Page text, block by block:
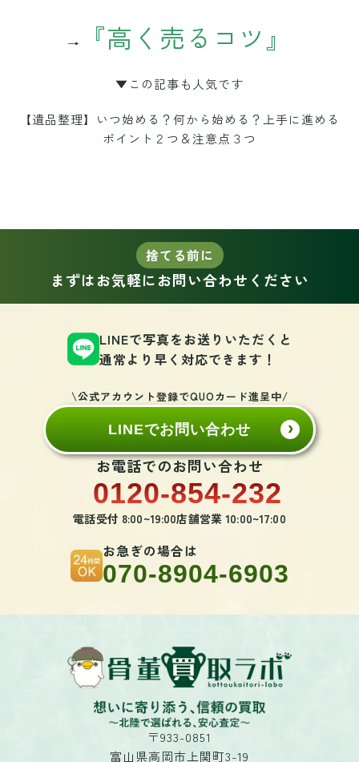
→ 『高く売るコツ』
▼この記事も人気です
【遺品整理】いつ始める？何から始める？上手に進める
ポイント２つ＆注意点３つ
捨てる前に
まずはお気軽にお問い合わせください
LINEで写真をお送りいただくと
通常より早く対応できます！
\公式アカウント登録でQUOカード進呈中/
LINEでお問い合わせ
お電話でのお問い合わせ
0120-854-232
電話受付 8:00~19:00店舗営業 10:00~17:00
お急ぎの場合は
070-8904-6903
〒933-0851
富山県高岡市上関町3-19